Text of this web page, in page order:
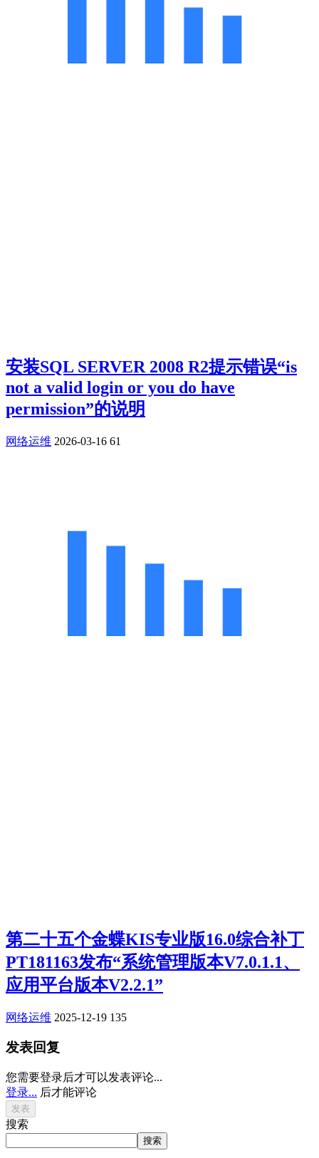
安装SQL SERVER 2008 R2提示错误“is
not a valid login or you do have
permission”的说明
网络运维 2026-03-16 61
第二十五个金蝶KIS专业版16.0综合补丁
PT181163发布“系统管理版本V7.0.1.1、
应用平台版本V2.2.1”
网络运维 2025-12-19 135
发表回复
您需要登录后才可以发表评论...
登录... 后才能评论
搜索
搜索